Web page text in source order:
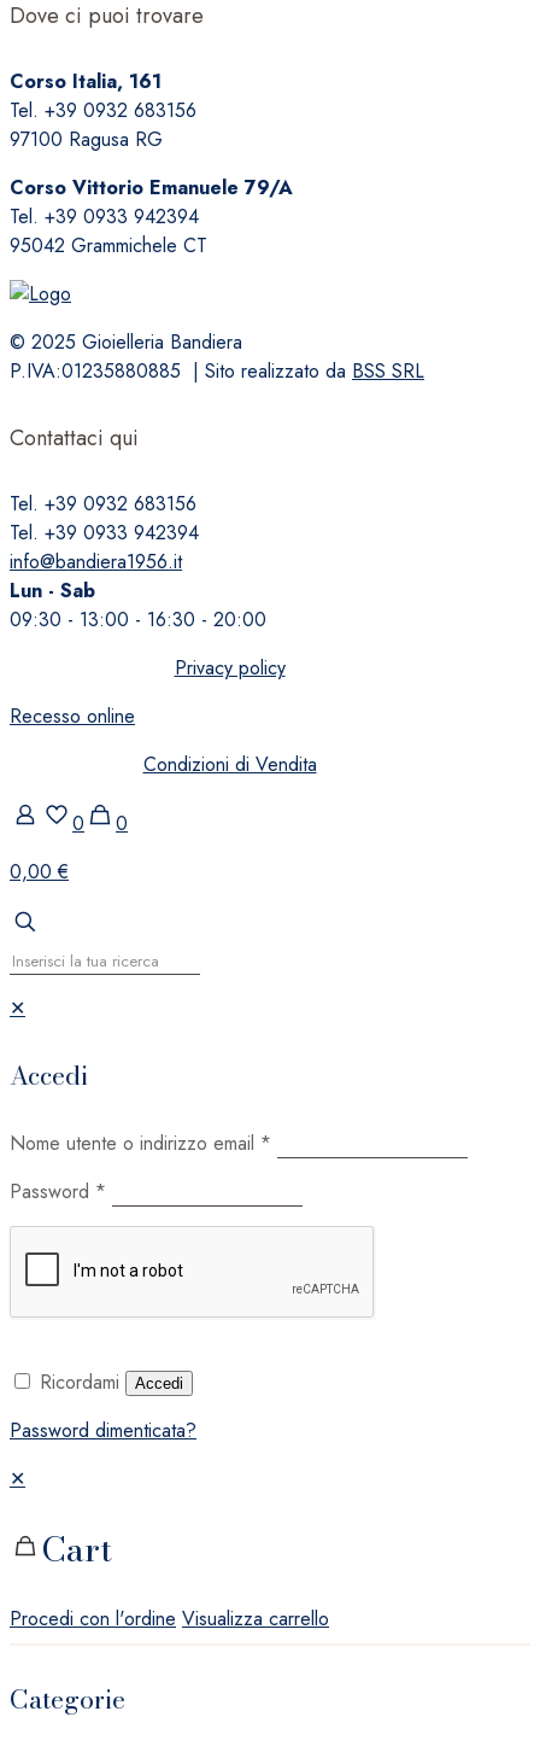
Dove ci puoi trovare
Corso Italia, 161
Tel. +39 0932 683156
97100 Ragusa RG
Corso Vittorio Emanuele 79/A
Tel. +39 0933 942394
95042 Grammichele CT
© 2025 Gioielleria Bandiera
P.IVA:01235880885 | Sito realizzato da BSS SRL
Contattaci qui
Tel. +39 0932 683156
Tel. +39 0933 942394
info@bandiera1956.it
Lun - Sab
09:30 - 13:00 - 16:30 - 20:00
Privacy policy
Recesso online
Condizioni di Vendita
0
0
0,00 €
✕
Accedi
Nome utente o indirizzo email *
Password *
Ricordami Accedi
Password dimenticata?
✕
Cart
Procedi con l'ordine Visualizza carrello
Categorie